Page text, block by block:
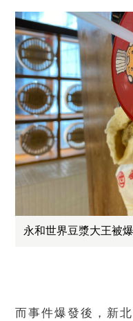
永和世界豆漿大王被
而事件爆發後，新